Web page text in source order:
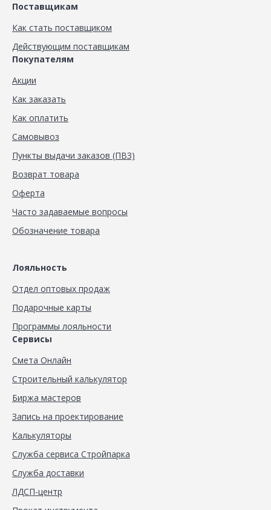
Поставщикам
Как стать поставщиком
Действующим поставщикам
Покупателям
Акции
Как заказать
Как оплатить
Самовывоз
Пункты выдачи заказов (ПВЗ)
Возврат товара
Оферта
Часто задаваемые вопросы
Обозначение товара
Лояльность
Отдел оптовых продаж
Подарочные карты
Программы лояльности
Сервисы
Смета Онлайн
Строительный калькулятор
Биржа мастеров
Запись на проектирование
Калькуляторы
Служба сервиса Стройпарка
Служба доставки
ЛДСП-центр